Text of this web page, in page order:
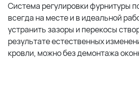
Система регулировки фурнитуры
всегда на месте и в идеальной
устранить зазоры и перекосы
результате естественных
кровли, можно без демонтажа